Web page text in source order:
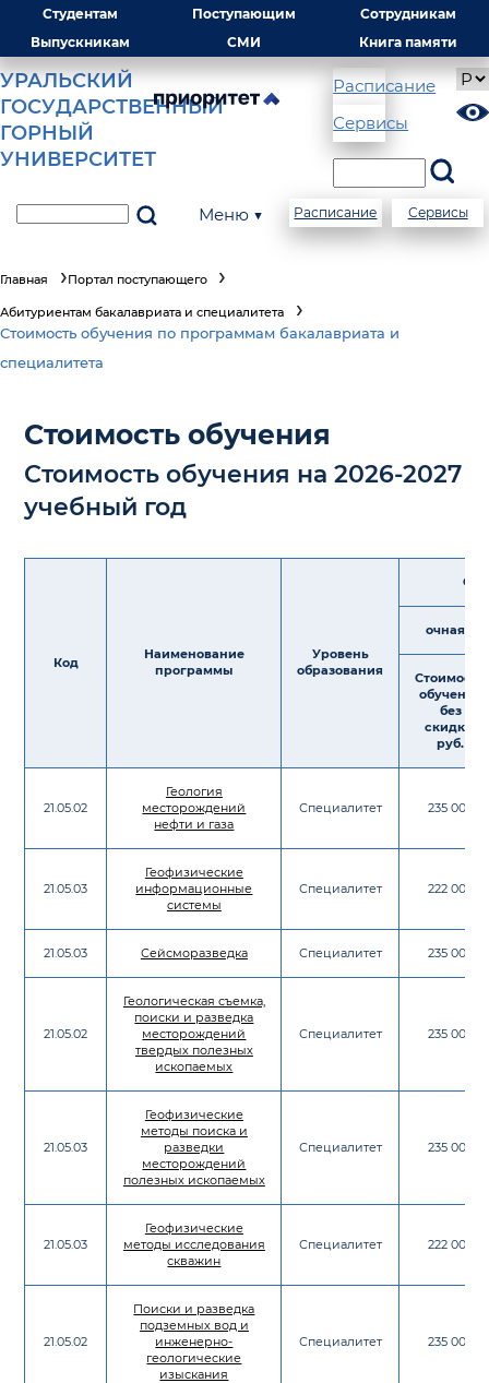
Студентам Поступающим
Сотрудникам
Выпускникам
СМИ Книга памяти
УРАЛЬСКИЙ
ГОСУДАРСТВЕННЫЙ
ГОРНЫЙ
УНИВЕРСИТЕТ
Расписание
Сервисы
Меню ▼ Расписание Сервисы
Главная Портал поступающего
Абитуриентам бакалавриата и специалитета
Стоимость обучения по программам бакалавриата и
специалитета
Стоимость обучения
Стоимость обучения на 2026-2027
учебный год
Код
Наименование
программы
Уровень
образования
очная
Стоимость
обучения
без
скидки,
руб.
21.05.02
Геология
месторождений
нефти и газа
Специалитет 235 000
21.05.03
Геофизические
информационные
системы
Специалитет 222 000
21.05.03 Сейсморазведка Специалитет 235 000
21.05.02
Геологическая съемка,
поиски и разведка
месторождений
твердых полезных
ископаемых
Специалитет 235 000
21.05.03
Геофизические
методы поиска и
разведки
месторождений
полезных ископаемых
Специалитет 235 000
21.05.03
Геофизические
методы исследования
скважин
Специалитет 222 000
21.05.02
Поиски и разведка
подземных вод и
инженерно-
геологические
изыскания
Специалитет 235 000